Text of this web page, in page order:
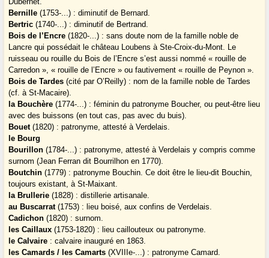
Bernille (1753-...) : diminutif de Bernard.
Bertric (1740-...) : diminutif de Bertrand.
Bois de l’Encre (1820-...) : sans doute nom de la famille noble de
Lancre qui possédait le château Loubens à Ste-Croix-du-Mont. Le
ruisseau ou rouille du Bois de l’Encre s’est aussi nommé « rouille de
Carredon », « rouille de l’Encre » ou fautivement « rouille de Peynon ».
Bois de Tardes (cité par O’Reilly) : nom de la famille noble de Tardes
(cf. à St-Macaire).
la Bouchère (1774-...) : féminin du patronyme Boucher, ou peut-être lieu
avec des buissons (en tout cas, pas avec du buis).
Bouet(1820) : patronyme, attesté à Verdelais.
le Bourg
Bourillon (1784-...) : patronyme, attesté à Verdelais y compris comme
surnom (Jean Ferran dit Bourrilhon en 1770).
Boutchin (1779) : patronyme Bouchin. Ce doit être le lieu-dit Bouchin,
toujours existant, à St-Maixant.
la Brullerie (1828) : distillerie artisanale.
au Buscarrat(1753) : lieu boisé, aux confins de Verdelais.
Cadichon (1820) : surnom.
les Caillaux (1753-1820) : lieu caillouteux ou patronyme.
le Calvaire : calvaire inauguré en 1863.
les Camards / les Camarts (XVIIIe-...) : patronyme Camard.